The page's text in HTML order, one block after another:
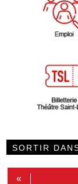
SORTIR
«